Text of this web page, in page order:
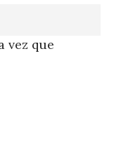
vez que